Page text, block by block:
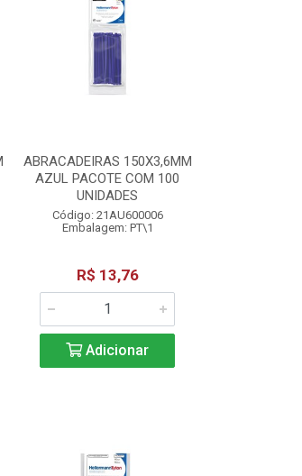
ABRACADEIRAS 150X3,6MM
AZUL PACOTE COM 100
UNIDADES
Código: 21AU600006
Embalagem: PT\1
R$ 13,76
Adicionar